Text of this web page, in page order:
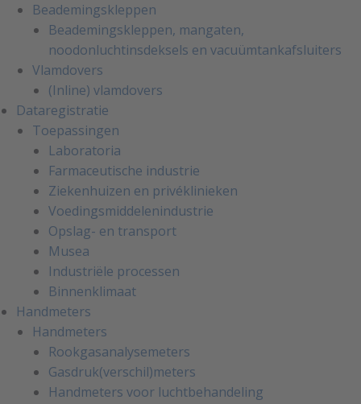
Beademingskleppen
Beademingskleppen, mangaten,
noodonluchtinsdeksels en vacuümtankafsluiters
Vlamdovers
(Inline) vlamdovers
Dataregistratie
Toepassingen
Laboratoria
Farmaceutische industrie
Ziekenhuizen en privéklinieken
Voedingsmiddelenindustrie
Opslag- en transport
Musea
Industriële processen
Binnenklimaat
Handmeters
Handmeters
Rookgasanalysemeters
Gasdruk(verschil)meters
Handmeters voor luchtbehandeling